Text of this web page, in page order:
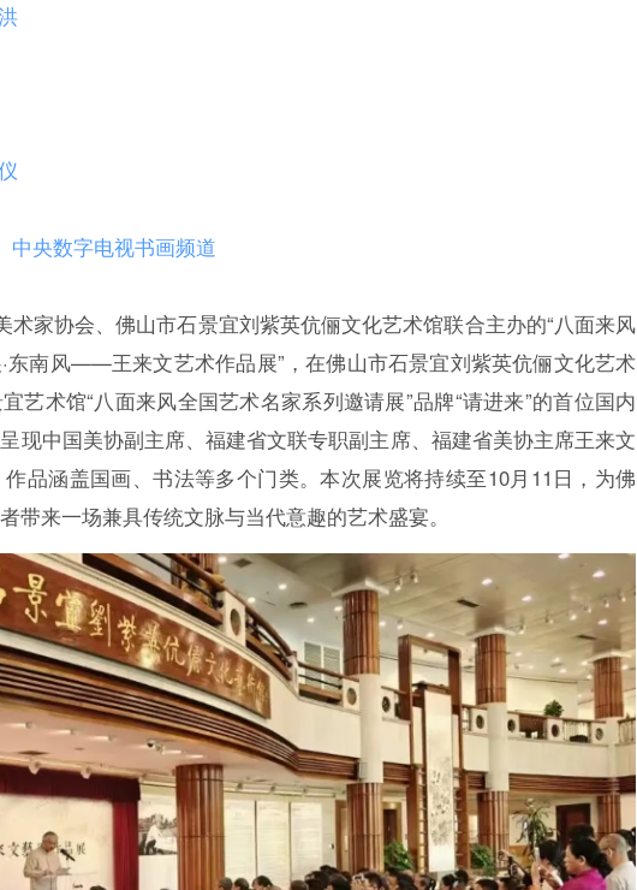
中央数字电视书画频道
术家协会、佛山市石景宜刘紫英伉俪文化艺术馆联合主办的“八面来风
东南风——王来文艺术作品展”，在佛山市石景宜刘紫英伉俪文化艺术
艺术馆“八面来风全国艺术名家系列邀请展”品牌“请进来”的首位国内
现中国美协副主席、福建省文联专职副主席、福建省美协主席王来文
品涵盖国画、书法等多个门类。本次展览将持续至10月11日，为佛
带来一场兼具传统文脉与当代意趣的艺术盛宴。